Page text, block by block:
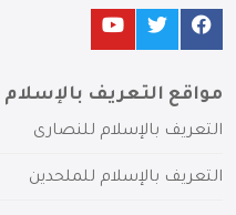
مواقع التعريف بالإسلام
التعريف بالإسلام للنصارى
التعريف بالإسلام للملحدين